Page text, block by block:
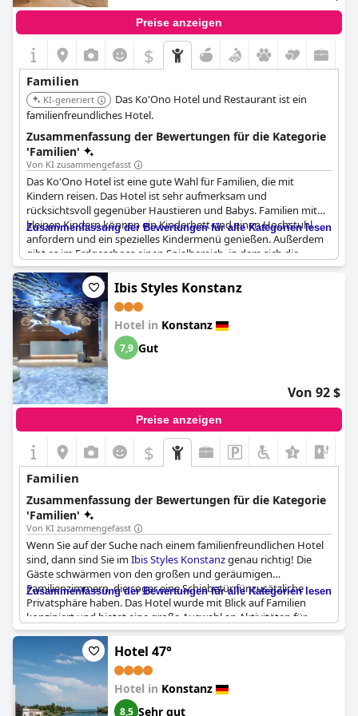
freundliche Personal und die komfortablen Unterkünfte
Preise anzeigen
$
Familien
KI-generiert
Das Ko'Ono Hotel und Restaurant ist ein
familienfreundliches Hotel.
Zusammenfassung der Bewertungen für die Kategorie
'Familien'
Von KI zusammengefasst
Das Ko'Ono Hotel ist eine gute Wahl für Familien, die mit
Kindern reisen. Das Hotel ist sehr aufmerksam und
rücksichtsvoll gegenüber Haustieren und Babys. Familien mit
kleinen Kindern können ein Kinderbett und einen Hochstuhl
anfordern und ein spezielles Kindermenü genießen. Außerdem
gibt es im Erdgeschoss einen Spielbereich, in dem sich die
Kinder austoben können. Für Familien mit mehr als einem Kind
sind die Hotelzimmer geräumig genug. Das Hotelrestaurant ist
ebenfalls sehr gut ausgestattet, mit vielen Spielsachen,
Wickeltischen und anderen Annehmlichkeiten für Babys. Der
Preis ist zwar etwas hoch, aber er ist es wert. Der einzige
Nachteil ist, dass es aufgrund der vielen Kinder, die im Hotel
wohnen, laut werden kann. Die Fahrradtour von der Insel
Mainau zum Hotel kann für jüngere Kinder nach einem langen
Tag eine Herausforderung sein. Insgesamt ist das Ko'Ono Hotel
ein perfektes Ziel für Familien mit kleinen Kindern.
Zusammenfassung der Bewertungen für alle Kategorien lesen
Ibis Styles Konstanz
Hotel in Konstanz
7,9 Gut
Von 92 $
Preise anzeigen
$
Familien
Zusammenfassung der Bewertungen für die Kategorie
'Familien'
Von KI zusammengefasst
Wenn Sie auf der Suche nach einem familienfreundlichen Hotel
sind, dann sind Sie imIbis Styles Konstanzgenau richtig! Die
Gäste schwärmen von den großen und geräumigen
Familienzimmern, die sogar eine Schiebetür für zusätzliche
Privatsphäre haben. Das Hotel wurde mit Blick auf Familien
konzipiert und bietet eine große Auswahl an Aktivitäten für
Kinder, einschließlich eines Spielplatzes und eines Spielraums
während des Frühstücks. Die Eltern können sogar eine Partie
Billard spielen, während sich die Kleinen in der Nähe vergnügen.
Das Personal tut alles, um Familien einen angenehmen
Aufenthalt zu ermöglichen, und geht schnell auf alle Wünsche
ein. Das Hotel liegt außerdem sehr günstig, so dass Familien die
Zusammenfassung der Bewertungen für alle Kategorien lesen
Hotel 47°
Hotel in Konstanz
8,5 Sehr gut